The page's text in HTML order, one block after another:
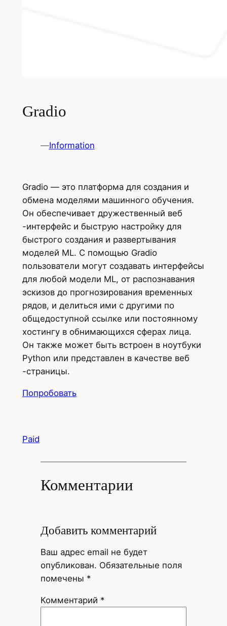
Gradio
—Information
Gradio — это платформа для создания и
обмена моделями машинного обучения.
Он обеспечивает дружественный веб
-интерфейс и быструю настройку для
быстрого создания и развертывания
моделей ML. С помощью Gradio
пользователи могут создавать интерфейсы
для любой модели ML, от распознавания
эскизов до прогнозирования временных
рядов, и делиться ими с другими по
общедоступной ссылке или постоянному
хостингу в обнимающихся сферах лица.
Он также может быть встроен в ноутбуки
Python или представлен в качестве веб
-страницы.
Попробовать
Paid
Комментарии
Добавить комментарий
Ваш адрес email не будет
опубликован. Обязательные поля
помечены *
Комментарий *